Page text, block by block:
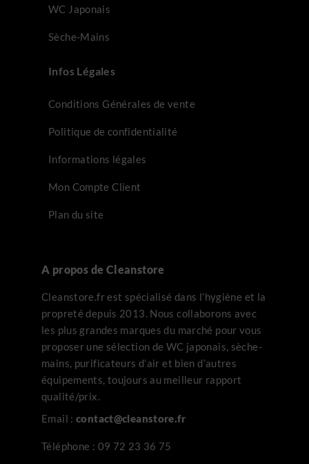
WC Japonais
Sèche-Mains
Infos Légales
Conditions Générales de vente
Politique de confidentialité
Informations légales
Mon Compte Client
Plan du site
A propos de Cleanstore
Cleanstore.fr est spécialisé dans l’hygiène et la
propreté depuis 2013. Nous collaborons avec
les plus grandes marques du marché pour vous
proposer une sélection de WC japonais, sèche-
mains, purificateurs d’air et bien d’autres
équipements, toujours au meilleur rapport
qualité/prix.
Email : contact@cleanstore.fr
Téléphone : 09 72 23 36 75